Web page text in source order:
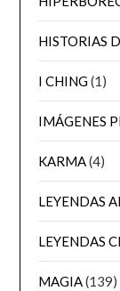
HISTORIAS
I CHING(1)
IMÁGENES
KARMA(4)
LEYENDAS
LEYENDAS
MAGIA(139)